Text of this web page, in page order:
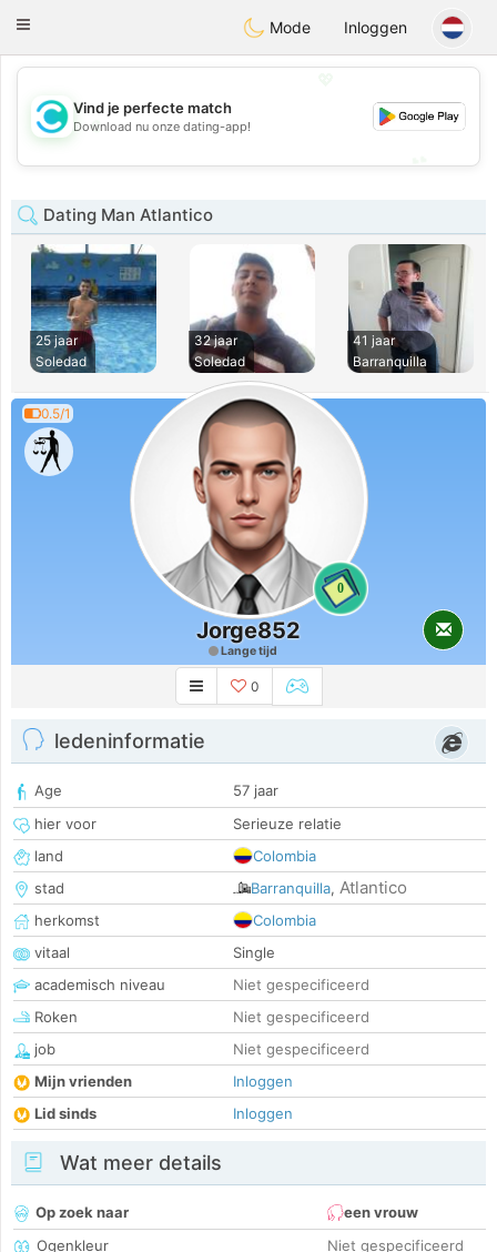
olombiaCitas
Toggle
Mode Inloggen
💖
💕
Vind je perfecte match
Download nu onze dating-app!
Dating Man Atlantico
25 jaar
Soledad
32 jaar
Soledad
41 jaar
Barranquilla
0.5/1
0
Jorge852
Lange tijd
0
ledeninformatie
Age
57 jaar
hier voor
Serieuze relatie
land
Colombia
stad
Barranquilla, Atlantico
herkomst
Colombia
vitaal
Single
academisch niveau
Niet gespecificeerd
Roken
Niet gespecificeerd
job
Niet gespecificeerd
Mijn vrienden
Inloggen
Lid sinds
Inloggen
Wat meer details
Op zoek naar
een vrouw
Ogenkleur
Niet gespecificeerd